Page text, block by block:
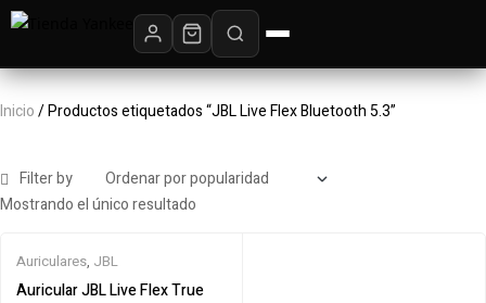
Inicio/ Productos etiquetados “JBL Live Flex Bluetooth 5.3”
Filter by
Mostrando el único resultado
Auriculares, JBL
Auricular JBL Live Flex True